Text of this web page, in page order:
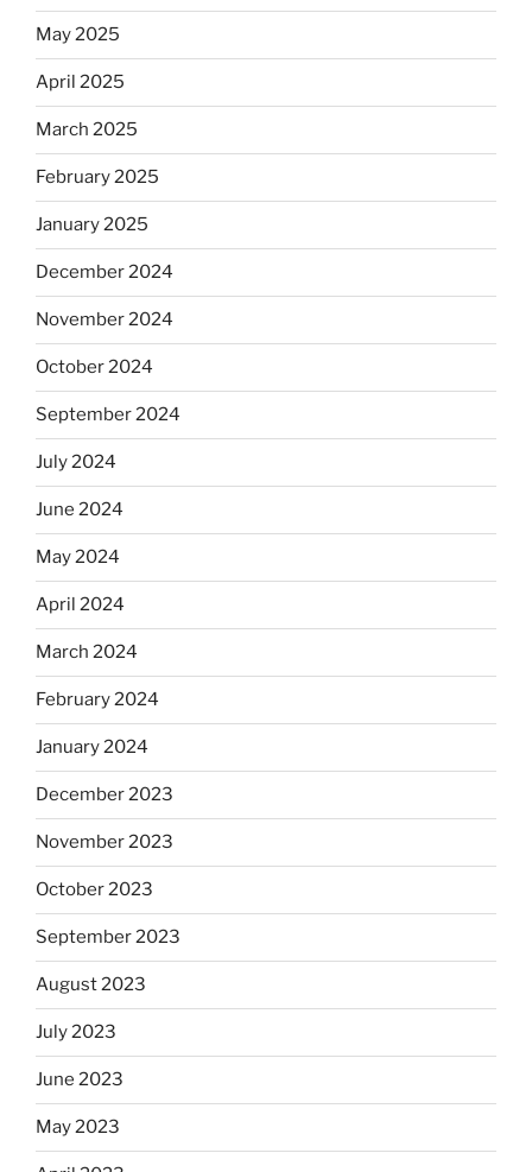
May 2025
April 2025
March 2025
February 2025
January 2025
December 2024
November 2024
October 2024
September 2024
July 2024
June 2024
May 2024
April 2024
March 2024
February 2024
January 2024
December 2023
November 2023
October 2023
September 2023
August 2023
July 2023
June 2023
May 2023